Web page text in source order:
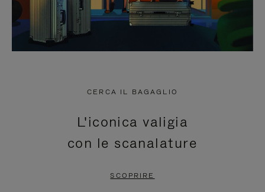
CERCA IL BAGAGLIO
L'iconica valigia
con le scanalature
SCOPRIRE